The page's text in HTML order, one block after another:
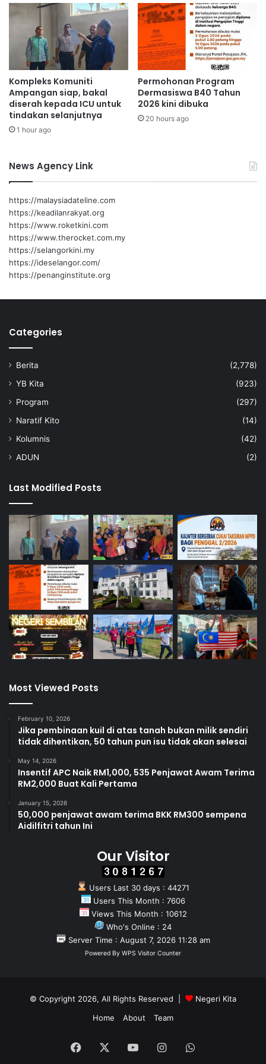
a
l
a
2
0
2
6
h
B
r
C
u
k
a
i
n
a
/
C
u
k
a
i
P
k
a
h
n
I
i
Kompleks Komuniti
Ampangan siap, bakal
diserah kepada ICU untuk
tindakan selanjutnya
1 hour ago
Permohonan Program
Dermasiswa B40 Tahun
2026 kini dibuka
20 hours ago
News Agency Link
https://malaysiadateline.com
https://keadilanrakyat.org
https://www.roketkini.com
https://www.therocket.com.my
https://selangorkini.my
https://ideselangor.com/
https://penanginstitute.org
Categories
Berita
(2,778)
YB Kita
(923)
Program
(297)
Naratif Kito
(14)
Kolumnis
(42)
ADUN
(2)
Last Modified Posts
Most Viewed Posts
February 10, 2026
Jika pembinaan kuil di atas tanah bukan milik sendiri
tidak dihentikan, 50 tahun pun isu tidak akan selesai
May 14, 2026
Insentif APC Naik RM1,000, 535 Penjawat Awam Terima
RM2,000 Buat Kali Pertama
January 15, 2026
50,000 penjawat awam terima BKK RM300 sempena
Aidilfitri tahun Ini
Our Visitor
Users Last 30 days : 44271
Users This Month : 7606
Views This Month : 10612
Who's Online : 24
Server Time : August 7, 2026 11:28 am
Powered By WPS Visitor Counter
© Copyright 2026, All Rights Reserved |
Negeri Kita
Home
About Team
Facebook YouTubeInstagramWhatsApp